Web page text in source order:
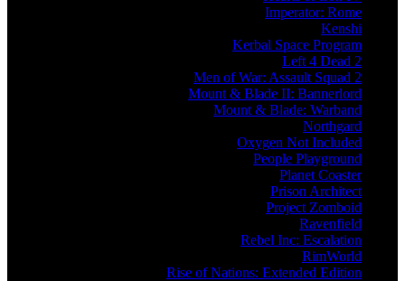
Imperator: Rome
Kenshi
Kerbal Space Program
Left 4 Dead 2
Men of War: Assault Squad 2
Mount & Blade II: Bannerlord
Mount & Blade: Warband
Northgard
Oxygen Not Included
People Playground
Planet Coaster
Prison Architect
Project Zomboid
Ravenfield
Rebel Inc: Escalation
RimWorld
Rise of Nations: Extended Edition